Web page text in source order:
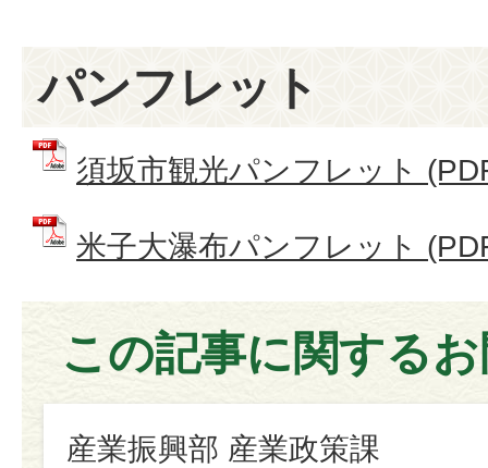
パンフレット
須坂市観光パンフレット
米子大瀑布パンフレット
この記事に関する
産業振興部 産業政策課